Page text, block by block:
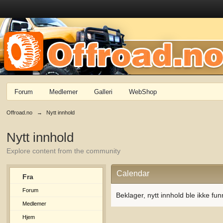
Forum Medlemer Galleri WebShop
Offroad.no → Nytt innhold
Nytt innhold
Explore content from the community
Fra
Forum
Medlemer
Hjem
Calendar
Beklager, nytt innhold ble ikke